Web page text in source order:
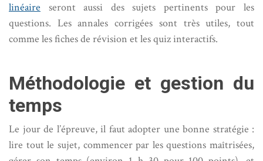
linéaire seront aussi des sujets pertinents pour les
questions. Les annales corrigées sont très utiles, tout
comme les fiches de révision et les quiz interactifs.
Méthodologie et gestion du
temps
Le jour de l’épreuve, il faut adopter une bonne stratégie :
lire tout le sujet, commencer par les questions maîtrisées,